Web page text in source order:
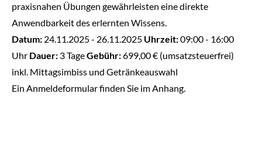
praxisnahen Übungen gewährleisten eine direkte
Anwendbarkeit des erlernten Wissens.
Datum: 24.11.2025 - 26.11.2025 Uhrzeit:09:00 - 16:00
Uhr Dauer: 3 TageGebühr:699,00 € (umsatzsteuerfrei)
inkl. Mittagsimbiss und Getränkeauswahl
Ein Anmeldeformular finden Sie im Anhang.